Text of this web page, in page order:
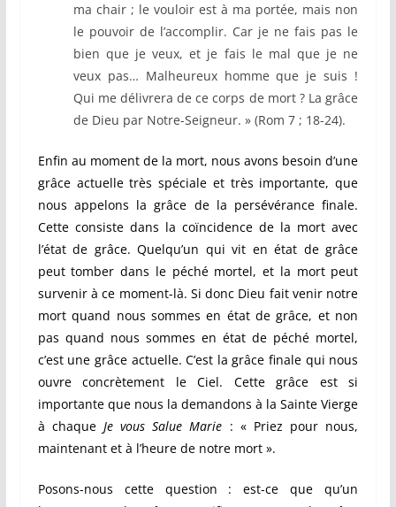
ma chair ; le vouloir est à ma portée, mais non
le pouvoir de l’accomplir. Car je ne fais pas le
bien que je veux, et je fais le mal que je ne
veux pas… Malheureux homme que je suis !
Qui me délivrera de ce corps de mort ? La grâce
de Dieu par Notre-Seigneur. » (Rom 7 ; 18-24).
Enfin au moment de la mort, nous avons besoin d’une
grâce actuelle très spéciale et très importante, que
nous appelons la grâce de la persévérance finale.
Cette consiste dans la coïncidence de la mort avec
l’état de grâce. Quelqu’un qui vit en état de grâce
peut tomber dans le péché mortel, et la mort peut
survenir à ce moment-là. Si donc Dieu fait venir notre
mort quand nous sommes en état de grâce, et non
pas quand nous sommes en état de péché mortel,
c’est une grâce actuelle. C’est la grâce finale qui nous
ouvre concrètement le Ciel. Cette grâce est si
importante que nous la demandons à la Sainte Vierge
à chaqueJe vous Salue Marie : « Priez pour nous,
maintenant et à l’heure de notre mort ».
Posons-nous cette question : est-ce que qu’un